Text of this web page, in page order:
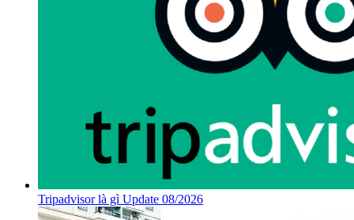
Tripadvisor là gì Update 08/2026